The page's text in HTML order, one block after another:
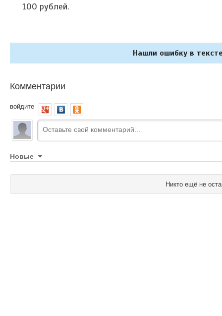
100 рублей.
Нашли ошибку в
Комментарии
войдите
Новые
Никто ещё не